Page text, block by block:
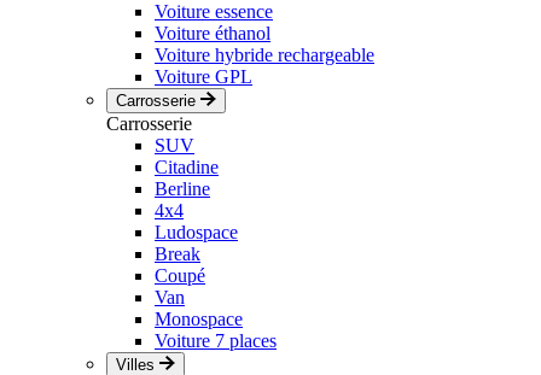
Voiture essence
Voiture éthanol
Voiture hybride rechargeable
Voiture GPL
Carrosserie
Carrosserie
SUV
Citadine
Berline
4x4
Ludospace
Break
Coupé
Van
Monospace
Voiture 7 places
Villes